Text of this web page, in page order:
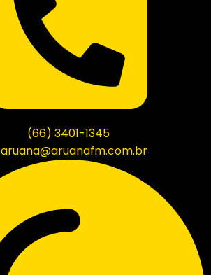
(66) 3401-1345
aruana@aruanafm.com.br